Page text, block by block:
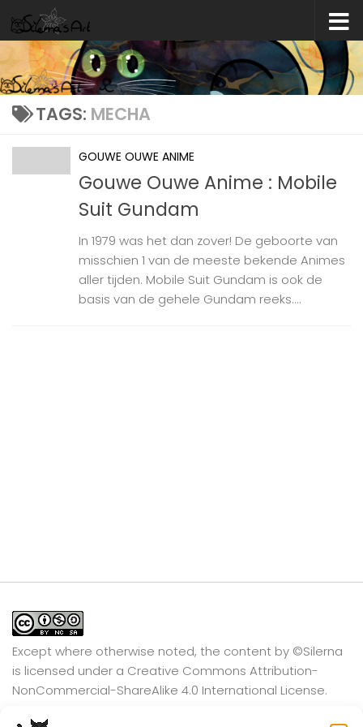
Skip to content
TAGS: MECHA
GOUWE OUWE ANIME
Gouwe Ouwe Anime : Mobile
Suit Gundam
In 1979 was het dan zover! De geboorte van
misschien 1 van de meeste bekende Animes
aller tijden. Mobile Suit Gundam is ook de
basis van de gehele Gundam reeks....
Except where otherwise noted, the content by ©Silerna
is licensed under a Creative Commons Attribution-
NonCommercial-ShareAlike 4.0 International License.